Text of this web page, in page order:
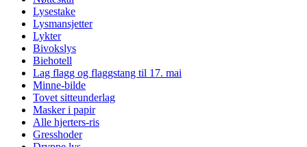
Lysestake
Lysmansjetter
Lykter
Bivokslys
Biehotell
Lag flagg og flaggstang til 17. mai
Minne-bilde
Tovet sitteunderlag
Masker i papir
Alle hjerters-ris
Gresshoder